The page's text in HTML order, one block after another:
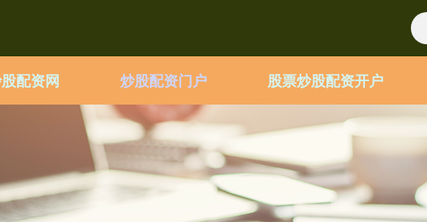
配资网 炒股配资门户 股票炒股配资开户